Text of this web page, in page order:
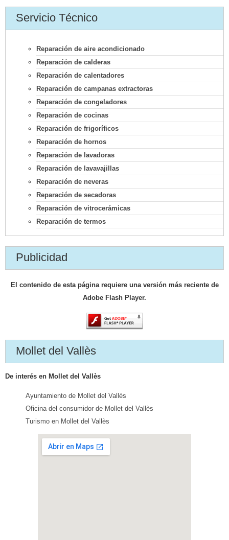
Servicio Técnico
Reparación de aire acondicionado
Reparación de calderas
Reparación de calentadores
Reparación de campanas extractoras
Reparación de congeladores
Reparación de cocinas
Reparación de frigoríficos
Reparación de hornos
Reparación de lavadoras
Reparación de lavavajillas
Reparación de neveras
Reparación de secadoras
Reparación de vitrocerámicas
Reparación de termos
Publicidad
El contenido de esta página requiere una versión más reciente de
Adobe Flash Player.
Mollet del Vallès
De interés en Mollet del Vallès
Ayuntamiento de Mollet del Vallès
Oficina del consumidor de Mollet del Vallès
Turismo en Mollet del Vallès